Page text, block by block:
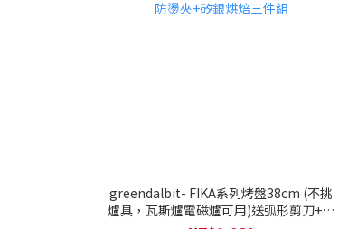
greendalbit- FIKA系列烤盤38cm (不挑
爐具，瓦斯爐電磁爐可用)送弧形剪刀+烤